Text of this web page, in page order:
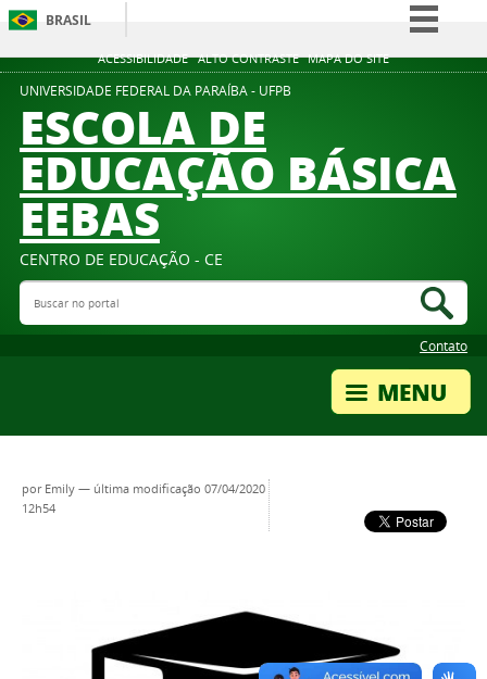
ACESSIBILIDADE ALTO CONTRASTE MAPA DO SITE
BRASIL
Simplifique!
Acesso à informação
Legislação
UNIVERSIDADE FEDERAL DA PARAÍBA - UFPB
ESCOLA DE
EDUCAÇÃO BÁSICA
EEBAS
CENTRO DE EDUCAÇÃO - CE
Buscar no portal
Contato
por Emily — última modificação 07/04/2020
12h54